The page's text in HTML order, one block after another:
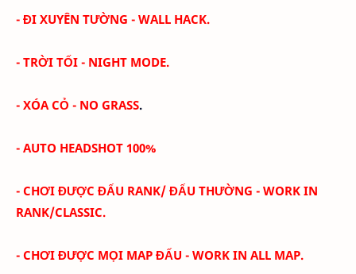
- ĐI XUYÊN TƯỜNG - WALL HACK.
- TRỜI TỐI - NIGHT MODE.
- XÓA CỎ - NO GRASS.
- AUTO HEADSHOT 100%
- CHƠI ĐƯỢC ĐẤU RANK/ ĐẤU THƯỜNG - WORK IN
RANK/CLASSIC.
- CHƠI ĐƯỢC MỌI MAP ĐẤU - WORK IN ALL MAP.